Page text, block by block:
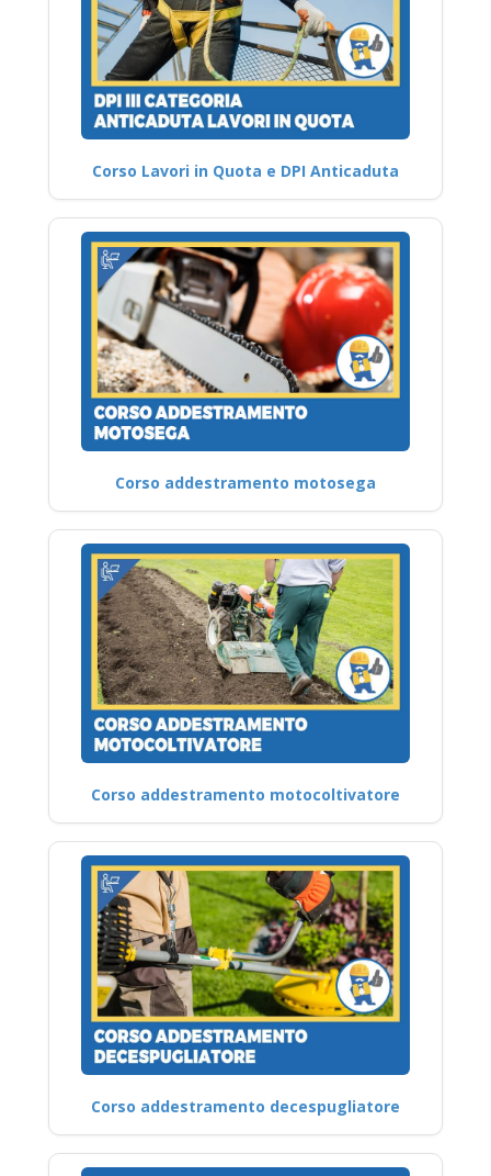
Corso Lavori in Quota e DPI Anticaduta
Corso addestramento motosega
Corso addestramento motocoltivatore
Corso addestramento decespugliatore